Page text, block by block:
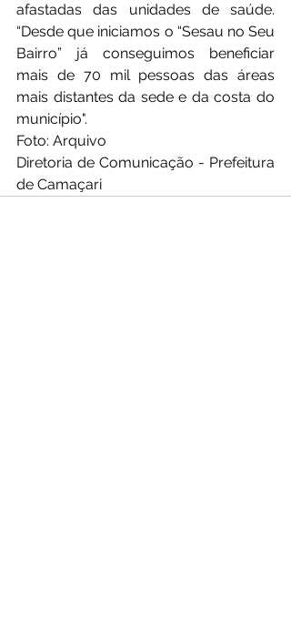
afastadas das unidades de saúde.
“Desde que iniciamos o “Sesau no Seu
Bairro” já conseguimos beneficiar
mais de 70 mil pessoas das áreas
mais distantes da sede e da costa do
município".
Foto: Arquivo
Diretoria de Comunicação - Prefeitura
de Camaçari